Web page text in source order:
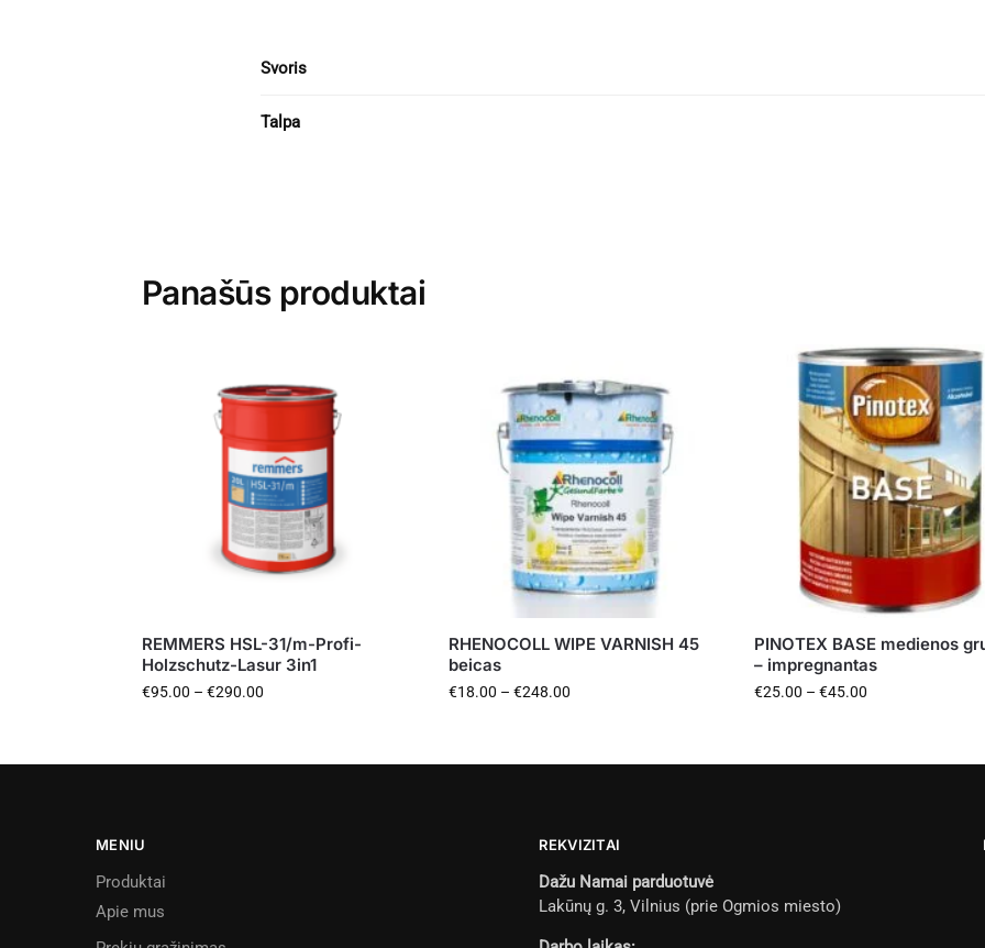
Svoris
Talpa
Panašūs produktai
REMMERS HSL-31/m-Profi-
Holzschutz-Lasur 3in1
€95.00 – €290.00
RHENOCOLL WIPE VARNISH 45
beicas
€18.00 – €248.00
PINOTEX BASE medienos
– impregnantas
€25.00 – €45.00
MENIU
Produktai
Apie mus
REKVIZITAI
Dažu Namai parduotuvė
Lakūnų g. 3, Vilnius (prie Ogmios miesto)